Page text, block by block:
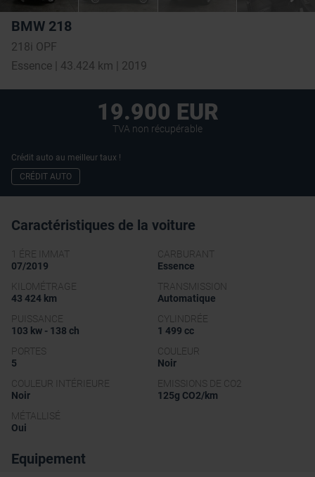
BMW 218
218i OPF
Essence | 43.424 km | 2019
19.900 EUR
TVA non récupérable
Crédit auto au meilleur taux !
CRÉDIT AUTO
Caractéristiques de la voiture
1 ÉRE IMMAT
07/2019
CARBURANT
Essence
KILOMÉTRAGE
43 424 km
TRANSMISSION
Automatique
PUISSANCE
103 kw - 138 ch
CYLINDRÉE
1 499 cc
PORTES
5
COULEUR
Noir
COULEUR INTÉRIEURE
Noir
EMISSIONS DE CO2
125g CO2/km
MÉTALLISÉ
Oui
Equipement